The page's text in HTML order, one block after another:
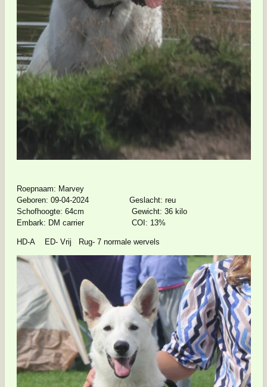
Roepnaam: Marvey
Geboren: 09-04-2024 Geslacht: reu
Schofhoogte: 64cm Gewicht: 36 kilo
Embark: DM carrier COI: 13%
HD-A ED- Vrij Rug- 7 normale wervels